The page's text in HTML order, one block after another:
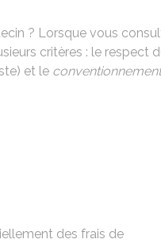
? Lorsque vous
critères : le respect
et le
des frais de